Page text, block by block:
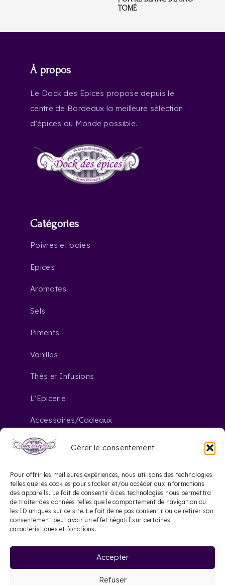
Gérer le consentement
Pour offrir les meilleures expériences, nous utilisons des technologies
telles que les cookies pour stocker et/ou accéder aux informations
des appareils. Le fait de consentir à ces technologies nous permettra
de traiter des données telles que le comportement de navigation ou
les ID uniques sur ce site. Le fait de ne pas consentir ou de retirer son
consentement peut avoir un effet négatif sur certaines
caractéristiques et fonctions.
Accepter
Refuser
TOMÉ
À propos
Le Dock des Epices propose depuis le
centre de Bordeaux la meilleure sélection
d’épices du Monde possible.
Catégories
Poivres et baies
Epices
Aromates
Sels
Piments
Vanilles
Thés et Infusions
L’Epicerie
Accessoires/Cadeaux
Nous contacter
contact@dockdesepices.com
phone 05 56 44 41 57